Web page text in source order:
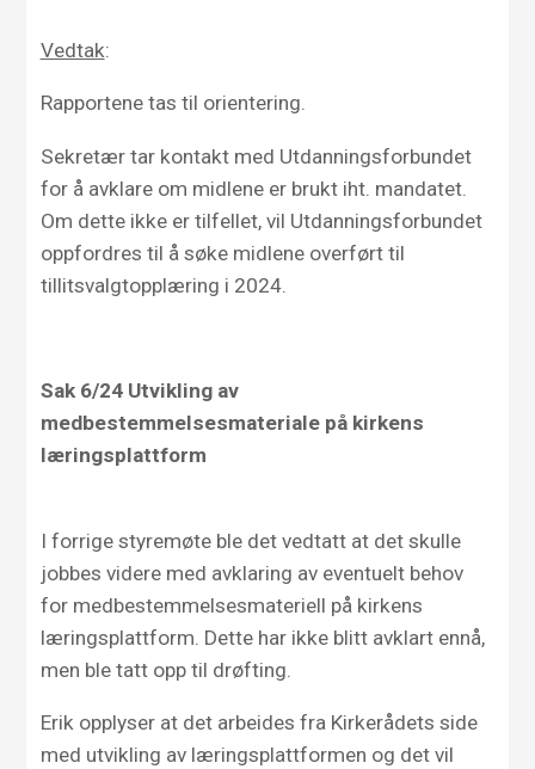
Vedtak:
Rapportene tas til orientering.
Sekretær tar kontakt med Utdanningsforbundet
for å avklare om midlene er brukt iht. mandatet.
Om dette ikke er tilfellet, vil Utdanningsforbundet
oppfordres til å søke midlene overført til
tillitsvalgtopplæring i 2024.
Sak 6/24 Utvikling av
medbestemmelsesmateriale på kirkens
læringsplattform
I forrige styremøte ble det vedtatt at det skulle
jobbes videre med avklaring av eventuelt behov
for medbestemmelsesmateriell på kirkens
læringsplattform. Dette har ikke blitt avklart ennå,
men ble tatt opp til drøfting.
Erik opplyser at det arbeides fra Kirkerådets side
med utvikling av læringsplattformen og det vil